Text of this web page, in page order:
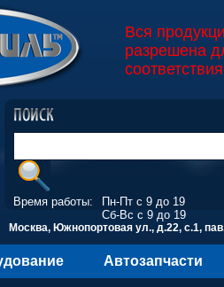
Вся
разрешена
Время работы:
Пн-Пт с 9 до 19
Сб-Вс с 9 до 19
Москва, Южнопортовая ул., д.22, с.1,
Автозапчасти